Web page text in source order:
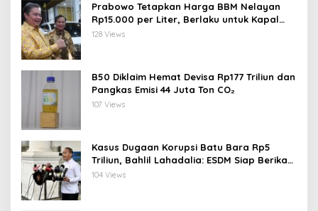
Prabowo Tetapkan Harga BBM Nelayan
Rp15.000 per Liter, Berlaku untuk Kapal
30-200 GT
128 Views
B50 Diklaim Hemat Devisa Rp177 Triliun dan
Pangkas Emisi 44 Juta Ton CO₂
107 Views
Kasus Dugaan Korupsi Batu Bara Rp5
Triliun, Bahlil Lahadalia: ESDM Siap Berikan
Data
104 Views